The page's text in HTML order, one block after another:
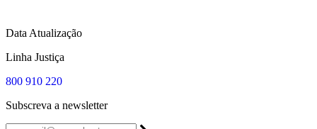
Data Atualização
Linha Justiça
800 910 220
Subscreva a newsletter